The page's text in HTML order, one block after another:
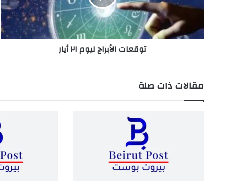
توقعات الأبراج ليوم ٢١ أيار
مقالات ذات صلة